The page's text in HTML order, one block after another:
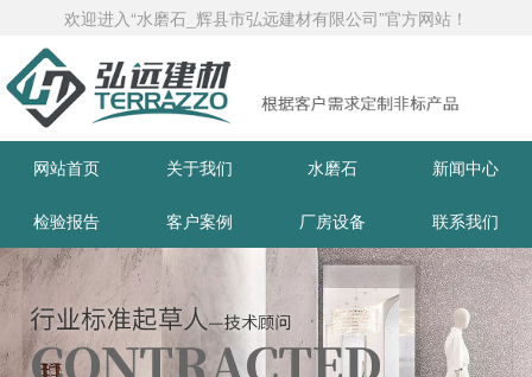
欢迎进入“水磨石_辉县市弘远建材有限公司”官方网站！
网站首页 关于我们 水磨石 新闻中心
检验报告 客户案例 厂房设备 联系我们